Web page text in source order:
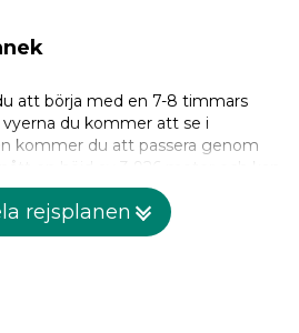
att börja med en 7-8 timmars
du kommer att se i
kommer du att passera genom
en höjd av 3 926 meter och kan
landskapet från 360 grader. På
kan du se kanjonen nedanför,
betrakta de seemingly aldrig
rejsplanen